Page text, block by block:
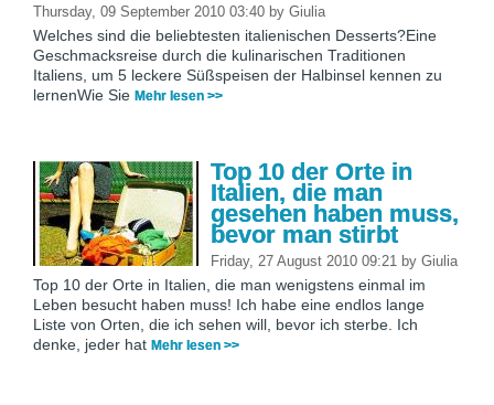
Thursday, 09 September 2010 03:40 by Giulia
Welches sind die beliebtesten italienischen Desserts?Eine
Geschmacksreise durch die kulinarischen Traditionen
Italiens, um 5 leckere Süßspeisen der Halbinsel kennen zu
lernenWie Sie Mehr lesen >>
Top 10 der Orte in
Italien, die man
gesehen haben muss,
bevor man stirbt
Friday, 27 August 2010 09:21 by Giulia
Top 10 der Orte in Italien, die man wenigstens einmal im
Leben besucht haben muss! Ich habe eine endlos lange
Liste von Orten, die ich sehen will, bevor ich sterbe. Ich
denke, jeder hat Mehr lesen >>